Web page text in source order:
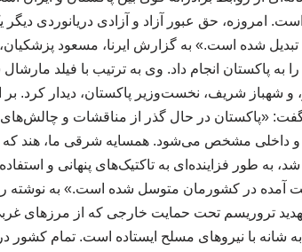
امروزه، حق عبور آزاد و آزادی دریانوردی
شده است.» به گزارش ایرنا، مسعود
رسمی خود را به پاکستان انجام داد. وی به ترتیب با فیلد
شهباز شریف، نخست‌وزیر پاکستان، دیدار کرد.
«پاکستان در حال گذر از مناقشات و چالش‌های
و داخلی مشخص می‌شود. همسایه شرقی ما، هند
طور فزاینده‌ای به تاکتیک‌های پنهانی و استفاده
آمده در کشورمان متوسل شده است.» به نوشته
تهدید تروریسم تحت حمایت خارجی که از مرزهای
شانه با نیروهای مسلح ایستاده است. تمام کشور